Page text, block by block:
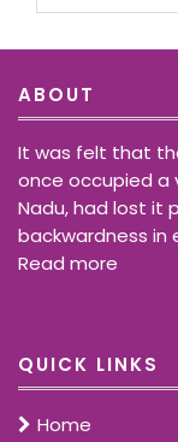
ABOUT
It was felt that
once occupied a
Nadu, had lost it
backwardness in
Read more
QUICK LINKS
Home